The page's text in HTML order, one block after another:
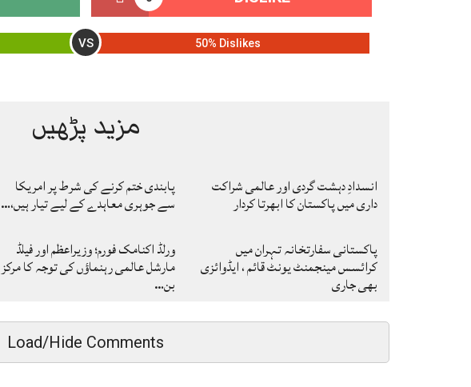
VS 50% Dislikes
مزید پڑھیں
پابندی ختم کرنے کی شرط پر امریکا
سے جوہری معاہدے کے لیے تیار ہیں،…
انسدادِ دہشت گردی اور عالمی شراکت
داری میں پاکستان کا ابھرتا کردار
ورلڈ اکنامک فورم؛ وزیراعظم اور فیلڈ
مارشل عالمی رہنماؤں کی توجہ کا مرکز
بن…
پاکستانی سفارتخانہ تہران میں
کرائسس مینجمنٹ یونٹ قائم ، ایڈوائزی
بھی جاری
Load/Hide Comments